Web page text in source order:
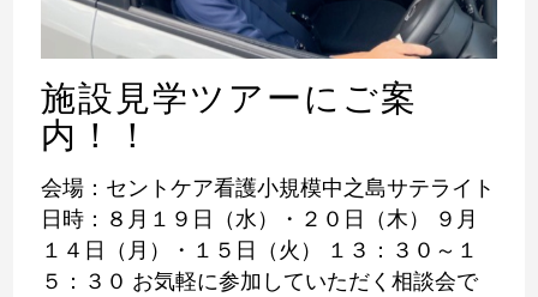
施設見学ツアーにご案
内！！
会場：セントケア看護小規模中之島サテライト
日時：８月１９日（水）・２０日（木） ９月
１４日（月）・１５日（火） １３：３０～１
５：３０ お気軽に参加していただく相談会で